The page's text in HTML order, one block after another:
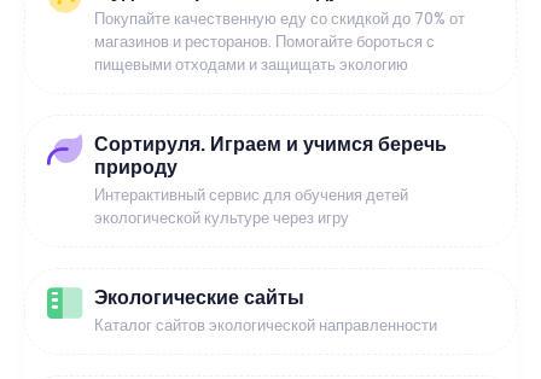
Покупайте качественную еду со скидкой до 70% от
магазинов и ресторанов. Помогайте бороться с
пищевыми отходами и защищать экологию
Сортируля. Играем и учимся беречь
природу
Интерактивный сервис для обучения детей
экологической культуре через игру
Экологические сайты
Каталог сайтов экологической направленности